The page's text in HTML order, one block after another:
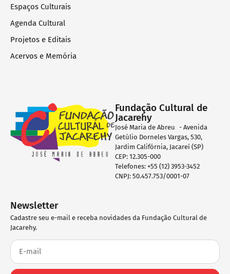
Espaços Culturais
Agenda Cultural
Projetos e Editais
Acervos e Memória
Fundação Cultural de
Jacarehy
José Maria de Abreu - Avenida
Getúlio Dorneles Vargas, 530,
Jardim Califórnia, Jacareí (SP)
CEP: 12.305-000
Telefones: +55 (12) 3953-3452
CNPJ: 50.457.753/0001-07
Newsletter
Cadastre seu e-mail e receba novidades da Fundação Cultural de
Jacarehy.